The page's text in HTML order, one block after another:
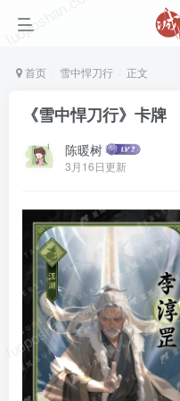
首页 雪中悍刀行 正文
《雪中悍刀行》卡牌
陈暖树
3月16日更新
luoposhan.com
luoposhan.com